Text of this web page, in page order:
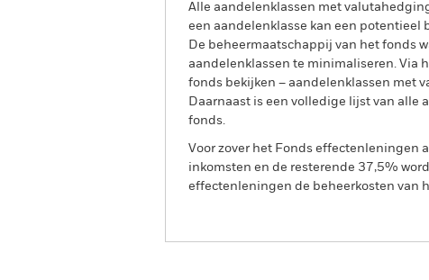
Alle aandelenklassen met
een aandelenklasse kan een potentieel
De beheermaatschappij van het fonds
aandelenklassen te minimaliseren. Via
fonds bekijken – aandelenklassen met
Daarnaast is een volledige lijst van
fonds.
Voor zover het Fonds effectenleningen
inkomsten en de resterende 37,5%
effectenleningen de beheerkosten van